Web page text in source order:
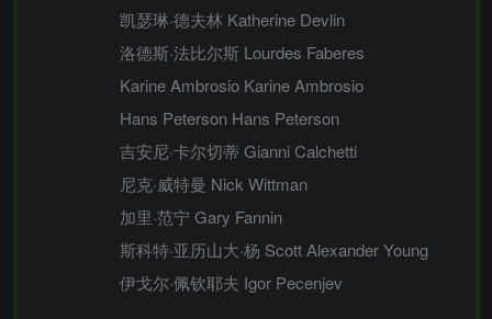
凯瑟琳·德夫林 Katherine Devlin
洛德斯·法比尔斯 Lourdes Faberes
Karine Ambrosio Karine Ambrosio
Hans Peterson Hans Peterson
吉安尼·卡尔切蒂 Gianni Calchetti
尼克·威特曼 Nick Wittman
加里·范宁 Gary Fannin
斯科特·亚历山大·杨 Scott Alexander Young
伊戈尔·佩钦耶夫 Igor Pecenjev